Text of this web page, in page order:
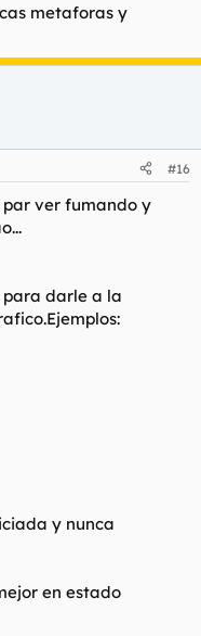
metaforas y
#16
ver fumando y
para darle a la
y nunca
en estado